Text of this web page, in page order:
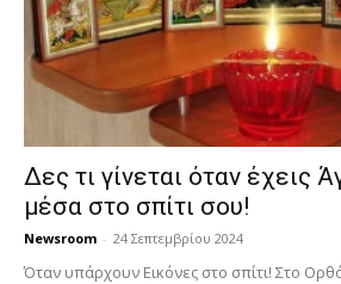
Δες τι γίνεται όταν έχεις
μέσα στο σπίτι σου!
Newsroom - 24 Σεπτεμβρίου 2024
Όταν υπάρχουν Εικόνες στο σπίτι! Στο